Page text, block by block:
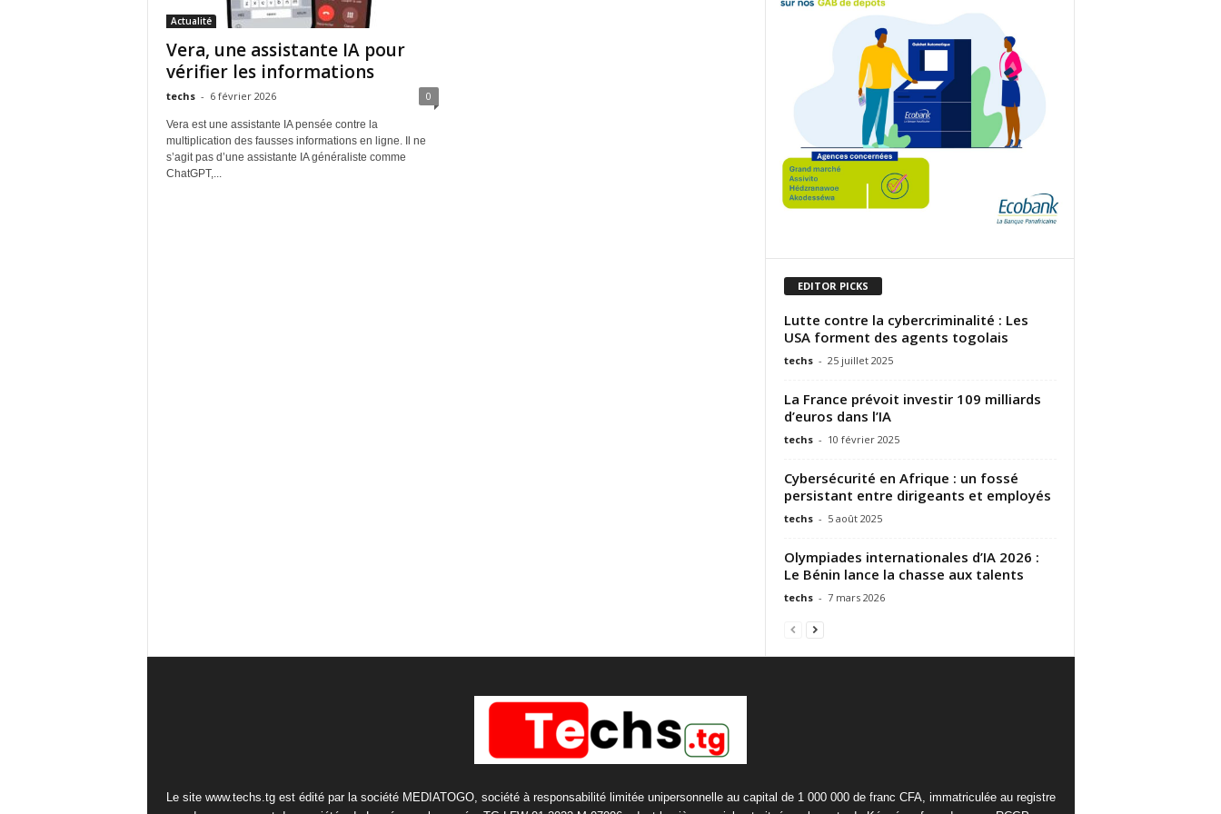
Actualité
Vera, une assistante IA pour
vérifier les informations
techs - 6 février 2026 0
Vera est une assistante IA pensée contre la
multiplication des fausses informations en ligne. Il ne
s’agit pas d’une assistante IA généraliste comme
ChatGPT,...
EDITOR PICKS
Lutte contre la cybercriminalité : Les
USA forment des agents togolais
techs - 25 juillet 2025
La France prévoit investir 109 milliards
d’euros dans l’IA
techs - 10 février 2025
Cybersécurité en Afrique : un fossé
persistant entre dirigeants et employés
techs - 5 août 2025
Olympiades internationales d’IA 2026 :
Le Bénin lance la chasse aux talents
techs - 7 mars 2026
Le site www.techs.tg est édité par la société MEDIATOGO, société à responsabilité limitée unipersonnelle au capital de 1 000 000 de franc CFA, immatriculée au registre